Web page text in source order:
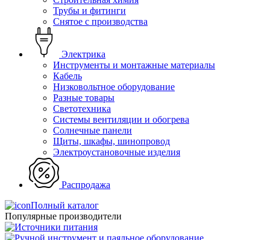
Трубы и фитинги
Снятое с производства
Электрика
Инструменты и монтажные материалы
Кабель
Низковольтное оборудование
Разные товары
Светотехника
Системы вентиляции и обогрева
Солнечные панели
Щиты, шкафы, шинопровод
Электроустановочные изделия
Распродажа
Полный каталог
Популярные производители